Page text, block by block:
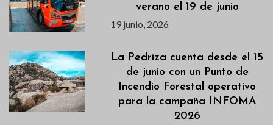
verano el 19 de junio
19 junio, 2026
La Pedriza cuenta desde el 15
de junio con un Punto de
Incendio Forestal operativo
para la campaña INFOMA
2026